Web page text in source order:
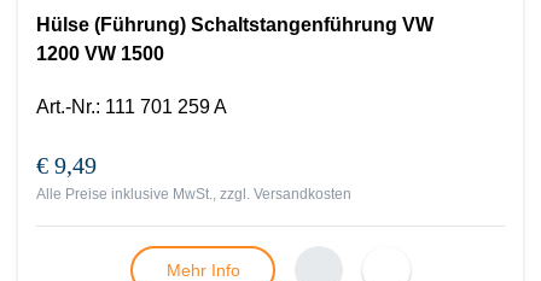
Hülse (Führung) Schaltstangenführung VW
1200 VW 1500
Art.-Nr.: 111 701 259 A
€ 9,49
Alle Preise inklusive MwSt., zzgl. Versandkosten
Mehr Info